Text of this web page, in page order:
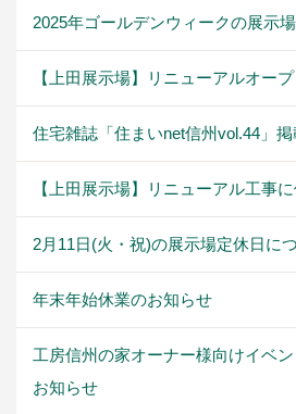
2025年ゴールデンウィークの展示
【上田展示場】リニューアルオー
住宅雑誌「住まいnet信州vol.44」掲
【上田展示場】リニューアル工事
2月11日(火・祝)の展示場定休日に
年末年始休業のお知らせ
工房信州の家オーナー様向けイベ
お知らせ